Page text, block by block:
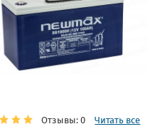
Отзывы: 0 Читать все